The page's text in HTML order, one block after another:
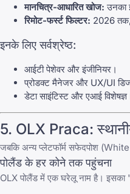
मानचित्र-आधारित खोज: उनका
रिमोट-फर्स्ट फिल्टर: 2026
इनके लिए सर्वश्रेष्ठ:
आईटी पेशेवर और इंजीनियर।
प्रोडक्ट मैनेजर और UX/UI
डेटा साइंटिस्ट और एआई
5. OLX Praca:
जबकि अन्य प्लेटफॉर्म सफेदपोश
पोलैंड के हर कोने तक पहुंचना
OLX पोलैंड में एक घरेलू नाम है। इसका